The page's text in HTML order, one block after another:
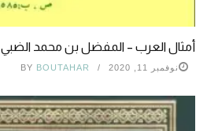
أمثال العرب – المفضل بن محمد الضبي
نوفمبر 11, 2020 BY BOUTAHAR